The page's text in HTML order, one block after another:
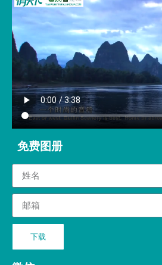
免费图册
下载